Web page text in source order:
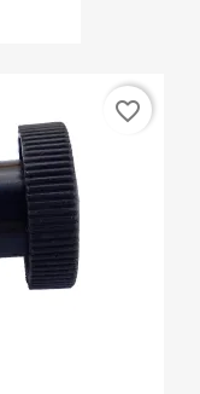
favorite_border